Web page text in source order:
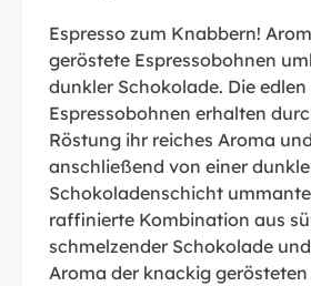
Espresso zum Knabbern!
geröstete Espressobohnen
dunkler Schokolade. Die edlen
Espressobohnen erhalten
Röstung ihr reiches Aroma
anschließend von einer
Schokoladenschicht
raffinierte Kombination aus
schmelzender Schokolade
Aroma der knackig gerösteten